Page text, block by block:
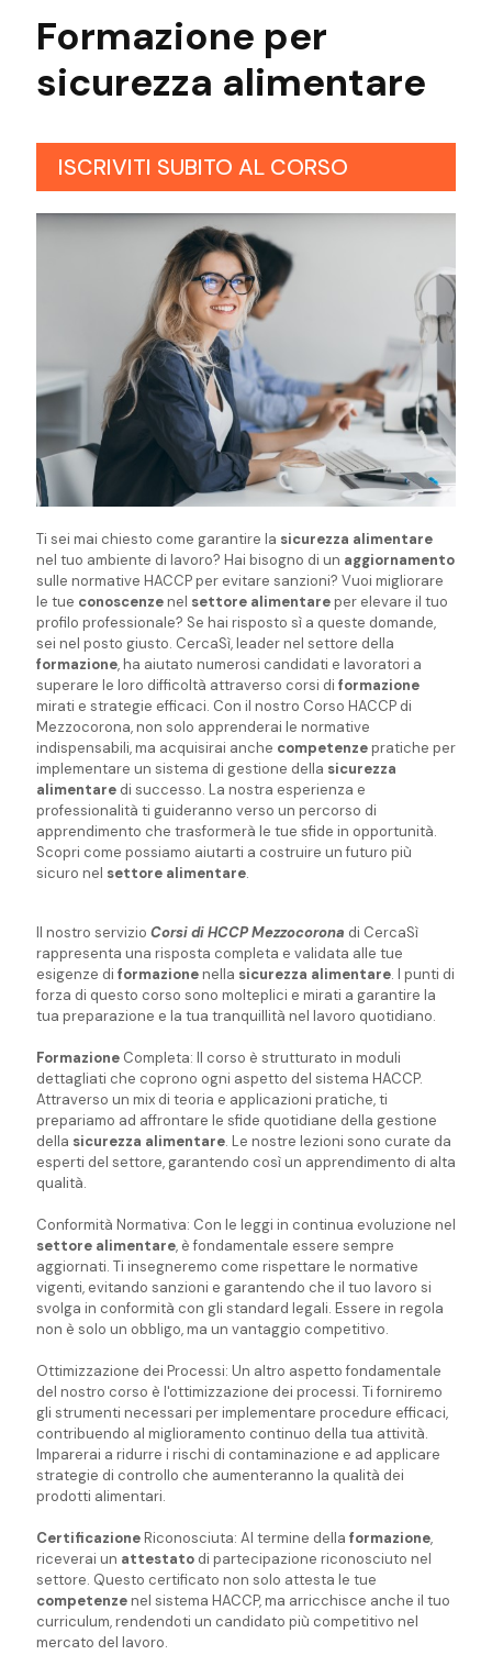
Formazione per
sicurezza alimentare
ISCRIVITI SUBITO AL CORSO
Ti sei mai chiesto come garantire la sicurezza alimentare
nel tuo ambiente di lavoro? Hai bisogno di un aggiornamento
sulle normative HACCP per evitare sanzioni? Vuoi migliorare
le tue conoscenzenel settore alimentareper elevare il tuo
profilo professionale? Se hai risposto sì a queste domande,
sei nel posto giusto. CercaSì, leader nel settore della
formazione, ha aiutato numerosi candidati e lavoratori a
superare le loro difficoltà attraverso corsi di formazione
mirati e strategie efficaci. Con il nostro Corso HACCP di
Mezzocorona, non solo apprenderai le normative
indispensabili, ma acquisirai anche competenzepratiche per
implementare un sistema di gestione della sicurezza
alimentare di successo. La nostra esperienza e
professionalità ti guideranno verso un percorso di
apprendimento che trasformerà le tue sfide in opportunità.
Scopri come possiamo aiutarti a costruire un futuro più
sicuro nel settore alimentare.
Il nostro servizio Corsi di HCCP Mezzocorona di CercaSì
rappresenta una risposta completa e validata alle tue
esigenze di formazionenella sicurezza alimentare. I punti di
forza di questo corso sono molteplici e mirati a garantire la
tua preparazione e la tua tranquillità nel lavoro quotidiano.
Formazione Completa: Il corso è strutturato in moduli
dettagliati che coprono ogni aspetto del sistema HACCP.
Attraverso un mix di teoria e applicazioni pratiche, ti
prepariamo ad affrontare le sfide quotidiane della gestione
della sicurezza alimentare. Le nostre lezioni sono curate da
esperti del settore, garantendo così un apprendimento di alta
qualità.
Conformità Normativa: Con le leggi in continua evoluzione nel
settore alimentare, è fondamentale essere sempre
aggiornati. Ti insegneremo come rispettare le normative
vigenti, evitando sanzioni e garantendo che il tuo lavoro si
svolga in conformità con gli standard legali. Essere in regola
non è solo un obbligo, ma un vantaggio competitivo.
Ottimizzazione dei Processi: Un altro aspetto fondamentale
del nostro corso è l'ottimizzazione dei processi. Ti forniremo
gli strumenti necessari per implementare procedure efficaci,
contribuendo al miglioramento continuo della tua attività.
Imparerai a ridurre i rischi di contaminazione e ad applicare
strategie di controllo che aumenteranno la qualità dei
prodotti alimentari.
CertificazioneRiconosciuta: Al termine della formazione,
riceverai un attestato di partecipazione riconosciuto nel
settore. Questo certificato non solo attesta le tue
competenzenel sistema HACCP, ma arricchisce anche il tuo
curriculum, rendendoti un candidato più competitivo nel
mercato del lavoro.